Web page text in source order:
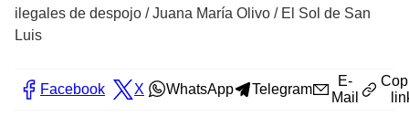
ilegales de despojo /Juana María Olivo / El Sol de San
Luis
Facebook X WhatsApp Telegram
E-
Mail